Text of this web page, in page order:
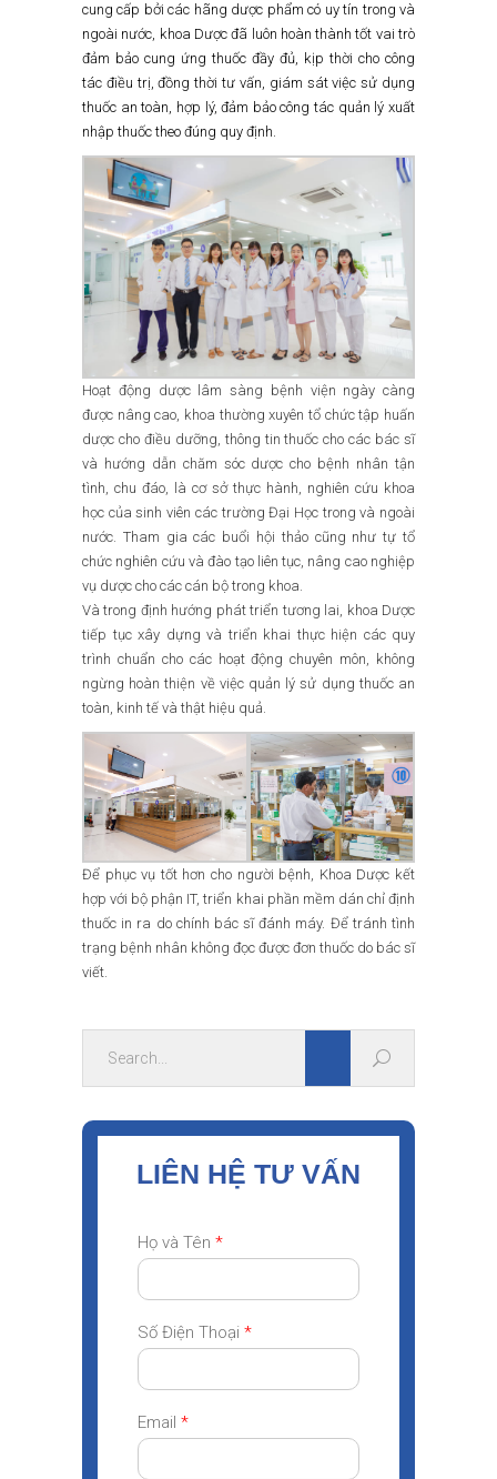
cung cấp bởi các hãng dược phẩm có uy tín trong và
ngoài nước, khoa Dược đã luôn hoàn thành tốt vai trò
đảm bảo cung ứng thuốc đầy đủ, kịp thời cho công
tác điều trị, đồng thời tư vấn, giám sát việc sử dụng
thuốc an toàn, hợp lý, đảm bảo công tác quản lý xuất
nhập thuốc theo đúng quy định.
Hoạt động dược lâm sàng bệnh viện ngày càng
được nâng cao, khoa thường xuyên tổ chức tập huấn
dược cho điều dưỡng, thông tin thuốc cho các bác sĩ
và hướng dẫn chăm sóc dược cho bệnh nhân tận
tình, chu đáo, là cơ sở thực hành, nghiên cứu khoa
học của sinh viên các trường Đại Học trong và ngoài
nước. Tham gia các buổi hội thảo cũng như tự tổ
chức nghiên cứu và đào tạo liên tục, nâng cao nghiệp
vụ dược cho các cán bộ trong khoa.
Và trong định hướng phát triển tương lai, khoa Dược
tiếp tục xây dựng và triển khai thực hiện các quy
trình chuẩn cho các hoạt động chuyên môn, không
ngừng hoàn thiện về việc quản lý sử dụng thuốc an
toàn, kinh tế và thật hiệu quả.
Để phục vụ tốt hơn cho người bệnh, Khoa Dược kết
hợp với bộ phận IT, triển khai phần mềm dán chỉ định
thuốc in ra do chính bác sĩ đánh máy. Để tránh tình
trạng bệnh nhân không đọc được đơn thuốc do bác sĩ
viết.
LIÊN HỆ TƯ VẤN
Họ và Tên *
Số Điện Thoại *
Email *